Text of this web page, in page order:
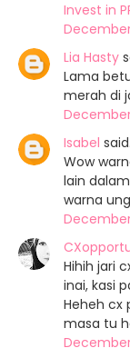
Invest in
Lia Hasty
Lama
merah di
Isabel
Wow
lain
warna
Hihih jari
inai, kasi
Heheh cx
masa tu